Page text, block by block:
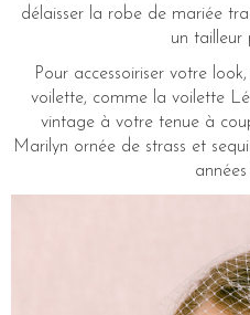
délaisser la robe de mariée
un tailleur
Pour accessoiriser votre
voilette, comme la voilette
vintage à votre tenue à
Marilyn ornée de strass et